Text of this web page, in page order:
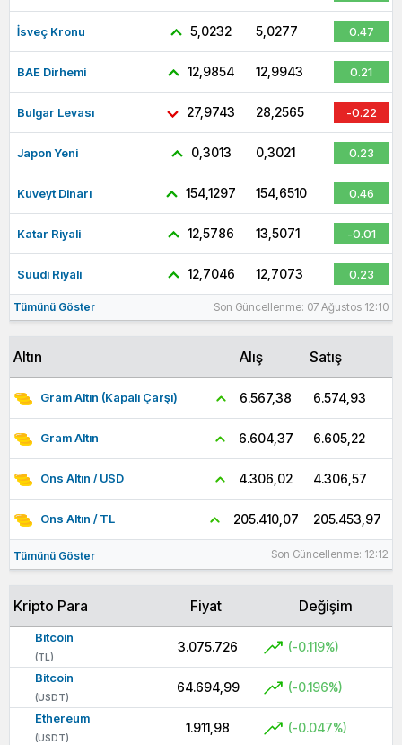
İsveç Kronu 5,0232 5,0277 0.47
BAE Dirhemi 12,9854 12,9943 0.21
Bulgar Levası 27,9743 28,2565 -0.22
Japon Yeni 0,3013 0,3021 0.23
Kuveyt Dinarı 154,1297 154,6510 0.46
Katar Riyali 12,5786 13,5071 -0.01
Suudi Riyali 12,7046 12,7073 0.23
Tümünü Göster Son Güncellenme: 07 Ağustos 12:10
Altın Alış Satış
Gram Altın (Kapalı Çarşı) 6.567,38 6.574,93
Gram Altın 6.604,37 6.605,22
Ons Altın / USD 4.306,02 4.306,57
Ons Altın / TL 205.410,07 205.453,97
Tümünü Göster Son Güncellenme: 12:12
Kripto Para Fiyat Değişim
Bitcoin
(TL)
3.075.726 (-0.119%)
Bitcoin
(USDT)
64.694,99 (-0.196%)
Ethereum
(USDT)
1.911,98 (-0.047%)